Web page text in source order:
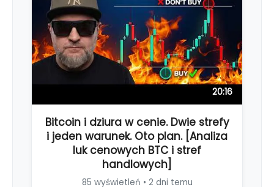
20:16
Bitcoin i dziura w cenie. Dwie strefy
i jeden warunek. Oto plan. [Analiza
luk cenowych BTC i stref
handlowych]
85 wyświetleń • 2 dni temu